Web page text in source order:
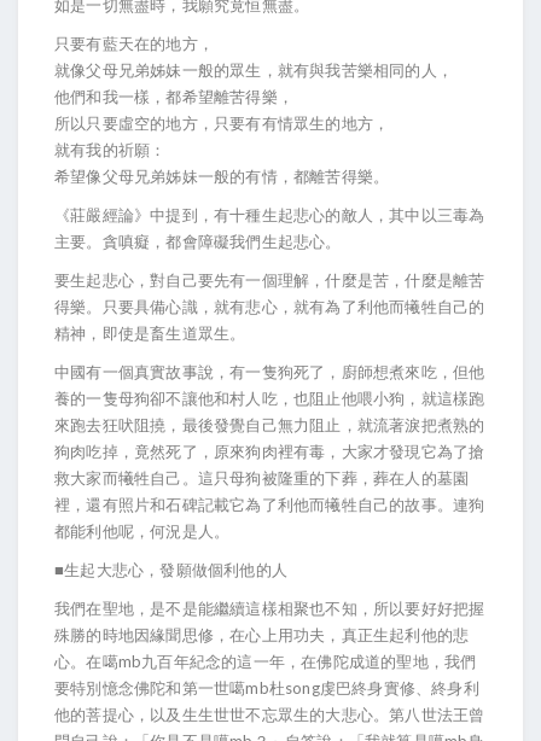
如是一切無盡時，我願究竟恒無盡。
只要有藍天在的地方，
就像父母兄弟姊妹一般的眾生，就有與我苦樂相同的人，
他們和我一樣，都希望離苦得樂，
所以只要虛空的地方，只要有有情眾生的地方，
就有我的祈願：
希望像父母兄弟姊妹一般的有情，都離苦得樂。
《莊嚴經論》中提到，有十種生起悲心的敵人，其中以三毒為
主要。貪嗔癡，都會障礙我們生起悲心。
要生起悲心，對自己要先有一個理解，什麼是苦，什麼是離苦
得樂。只要具備心識，就有悲心，就有為了利他而犧牲自己的
精神，即使是畜生道眾生。
中國有一個真實故事說，有一隻狗死了，廚師想煮來吃，但他
養的一隻母狗卻不讓他和村人吃，也阻止他喂小狗，就這樣跑
來跑去狂吠阻撓，最後發覺自己無力阻止，就流著淚把煮熟的
狗肉吃掉，竟然死了，原來狗肉裡有毒，大家才發現它為了搶
救大家而犧牲自己。這只母狗被隆重的下葬，葬在人的墓園
裡，還有照片和石碑記載它為了利他而犧牲自己的故事。連狗
都能利他呢，何況是人。
■生起大悲心，發願做個利他的人
我們在聖地，是不是能繼續這樣相聚也不知，所以要好好把握
殊勝的時地因緣聞思修，在心上用功夫，真正生起利他的悲
心。在噶mb九百年紀念的這一年，在佛陀成道的聖地，我們
要特別憶念佛陀和第一世噶mb杜song虔巴終身實修、終身利
他的菩提心，以及生生世世不忘眾生的大悲心。第八世法王曾